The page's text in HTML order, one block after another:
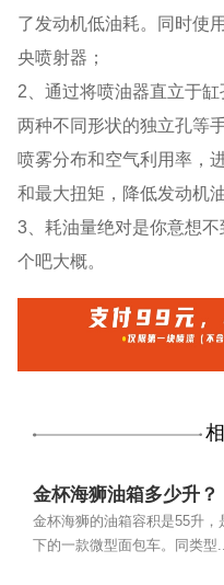
了发动机低油耗。同时使
央喷射器；
2、通过将喷油器直立于
两种不同形状的独立孔等
喷雾分布和空气利用率，
和最大扭矩，降低发动机
3、耗油量绝对是你意想
个吧大概。
金杯海狮油箱多少升？
金杯海狮的油箱容积是55升，
下的一款微型面包车。同类型